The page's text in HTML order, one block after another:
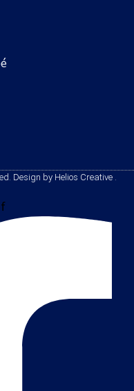
Design by Helios Creative .